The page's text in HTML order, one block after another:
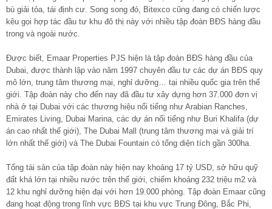
bù giải tỏa, tái định cư. Song song đó, Bitexco cũng đang có chiến lược
kêu gọi hợp tác đầu tư khu đô thị này với nhiều tập đoàn BĐS hàng đầu
trong và ngoài nước.
Được biết, Emaar Properties PJS hiện là tập đoàn BĐS hàng đầu của
Dubai, được thành lập vào năm 1997 chuyên đầu tư các dự án BĐS quy
mô lớn, trung tâm thương mại, nghỉ dưỡng… tại nhiều quốc gia trên thế
giới. Tập đoàn này cho đến nay đã đầu tư xây dựng hơn 37.000 đơn vị
nhà ở tại Dubai với các thương hiệu nổi tiếng như Arabian Ranches,
Emirates Living, Dubai Marina, các dự án nổi tiếng như Buri Khalifa (dự
án cao nhất thế giới), The Dubai Mall (trung tâm thương mại và giải trí
lớn nhất thế giới) và The Dubai Fountain có tổng diện tích gần 300ha.
Tổng tài sản của tập đoàn này hiện nay khoảng 17 tỷ USD, sở hữu quỹ
đất khá lớn tại nhiều nước trên thế giới, chiếm khoảng 232 triệu m2 và
12 khu nghỉ dưỡng hiện đại với hơn 19.000 phòng. Tập đoàn Emaar cũng
đang hoạt động trong lĩnh vực BĐS tại khu vực Trung Đông, Bắc Phi,